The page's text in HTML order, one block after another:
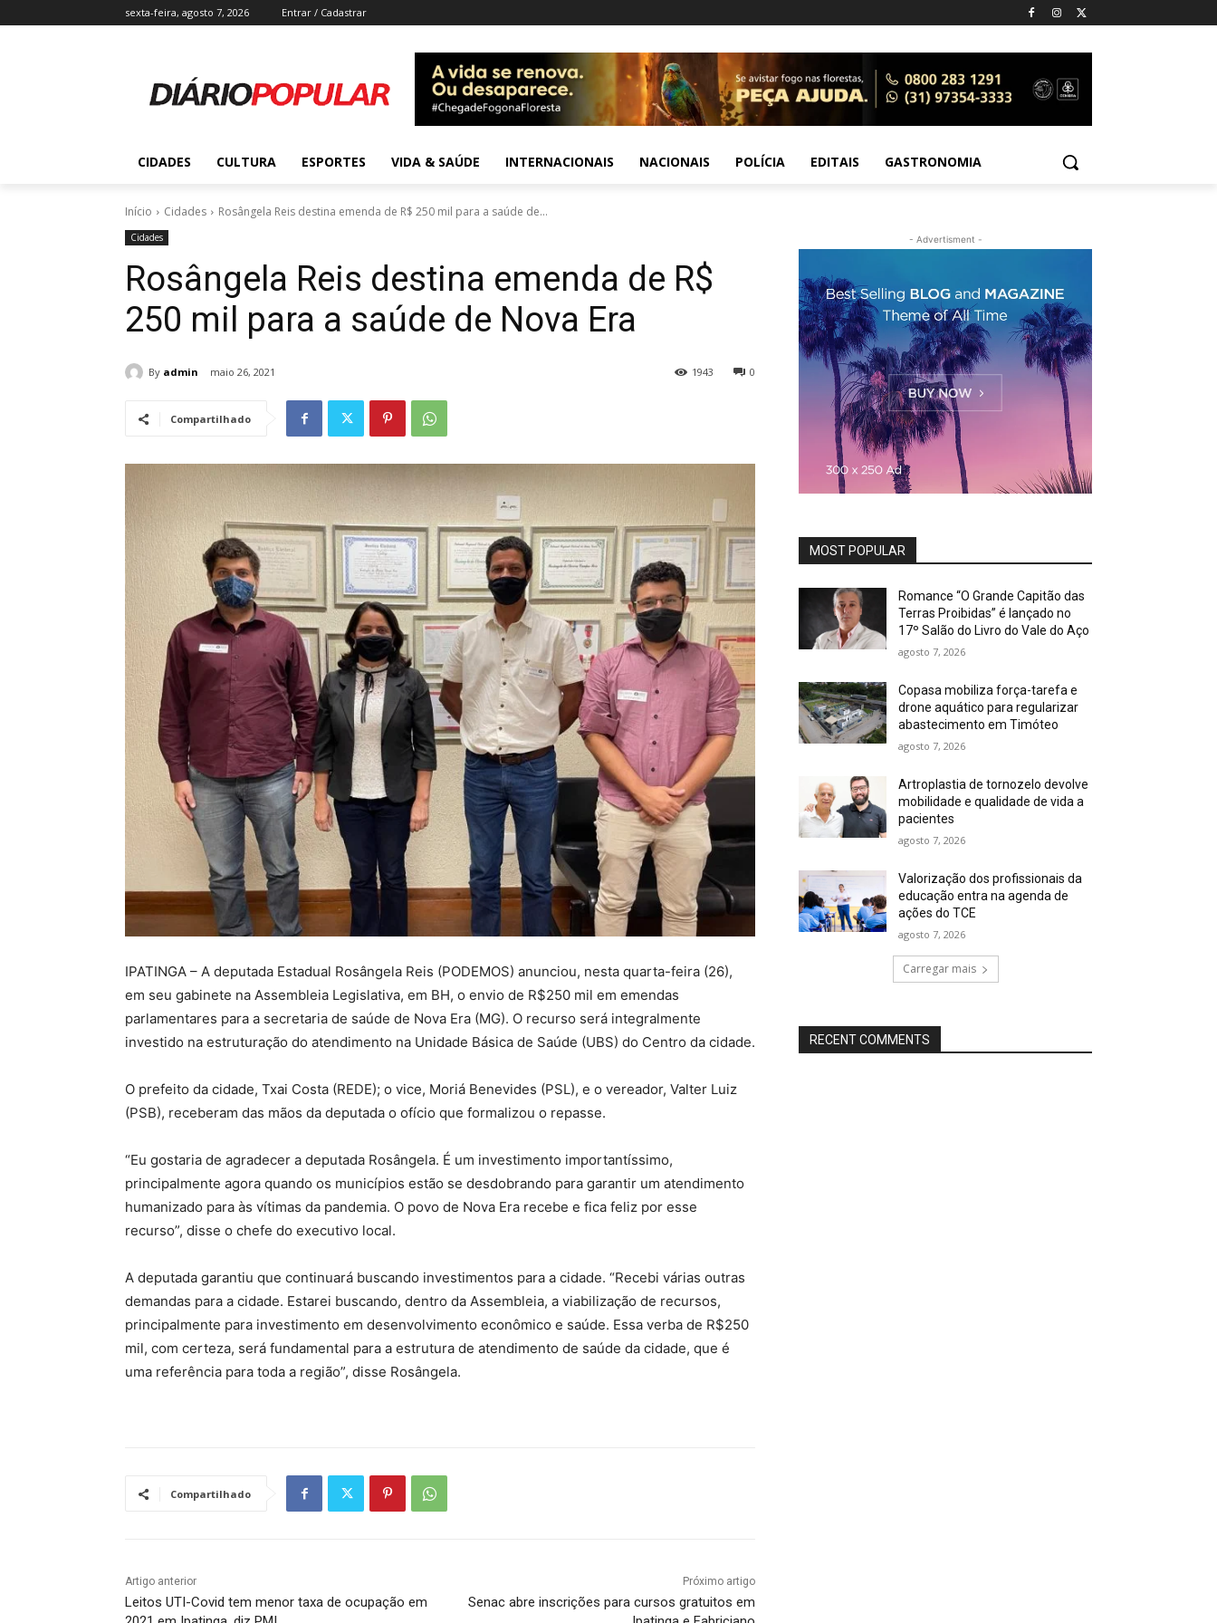
sexta-feira, agosto 7, 2026 Entrar / Cadastrar
CIDADES CULTURA ESPORTES VIDA & SAÚDE INTERNACIONAIS NACIONAIS POLÍCIA EDITAIS GASTRONOMIA
Início Cidades Rosângela Reis destina emenda de R$ 250 mil para a saúde de...
Cidades
Rosângela Reis destina emenda de R$
250 mil para a saúde de Nova Era
By admin maio 26, 2021 0
1943
Compartilhado
IPATINGA – A deputada Estadual Rosângela Reis (PODEMOS) anunciou, nesta quarta-feira (26),
em seu gabinete na Assembleia Legislativa, em BH, o envio de R$250 mil em emendas
parlamentares para a secretaria de saúde de Nova Era (MG). O recurso será integralmente
investido na estruturação do atendimento na Unidade Básica de Saúde (UBS) do Centro da cidade.
O prefeito da cidade, Txai Costa (REDE); o vice, Moriá Benevides (PSL), e o vereador, Valter Luiz
(PSB), receberam das mãos da deputada o ofício que formalizou o repasse.
“Eu gostaria de agradecer a deputada Rosângela. É um investimento importantíssimo,
principalmente agora quando os municípios estão se desdobrando para garantir um atendimento
humanizado para às vítimas da pandemia. O povo de Nova Era recebe e fica feliz por esse
recurso”, disse o chefe do executivo local.
A deputada garantiu que continuará buscando investimentos para a cidade. “Recebi várias outras
demandas para a cidade. Estarei buscando, dentro da Assembleia, a viabilização de recursos,
principalmente para investimento em desenvolvimento econômico e saúde. Essa verba de R$250
mil, com certeza, será fundamental para a estrutura de atendimento de saúde da cidade, que é
uma referência para toda a região”, disse Rosângela.
Compartilhado
Artigo anterior
Leitos UTI-Covid tem menor taxa de ocupação em
Próximo artigo
Senac abre inscrições para cursos gratuitos em
- Advertisment -
MOST POPULAR
Romance “O Grande Capitão das
Terras Proibidas” é lançado no
17º Salão do Livro do Vale do Aço
agosto 7, 2026
Copasa mobiliza força-tarefa e
drone aquático para regularizar
abastecimento em Timóteo
agosto 7, 2026
Artroplastia de tornozelo devolve
mobilidade e qualidade de vida a
pacientes
agosto 7, 2026
Valorização dos profissionais da
educação entra na agenda de
ações do TCE
agosto 7, 2026
Carregar mais
RECENT COMMENTS